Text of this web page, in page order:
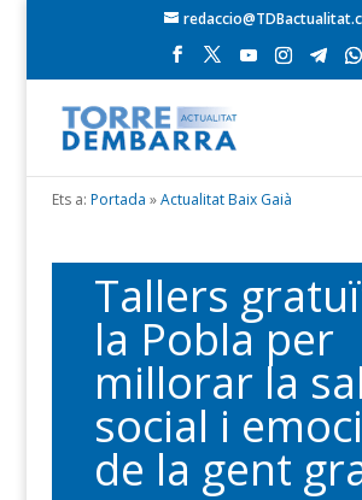
Ets a: Portada »Actualitat Baix Gaià
Tallers
la Pobla per
millorar la
social i
de la gent